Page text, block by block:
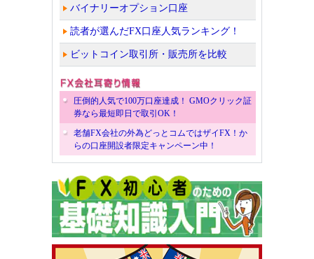
バイナリーオプション口座
読者が選んだFX口座人気ランキング！
ビットコイン取引所・販売所を比較
圧倒的人気で100万口座達成！ GMOクリック証
券なら最短即日で取引OK！
老舗FX会社の外為どっとコムではザイFX！か
らの口座開設者限定キャンペーン中！